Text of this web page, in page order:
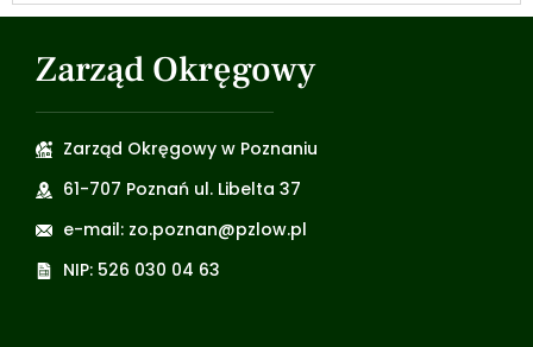
Zarząd Okręgowy
Zarząd Okręgowy w Poznaniu
61-707 Poznań ul. Libelta 37
e-mail: zo.poznan@pzlow.pl
NIP: 526 030 04 63